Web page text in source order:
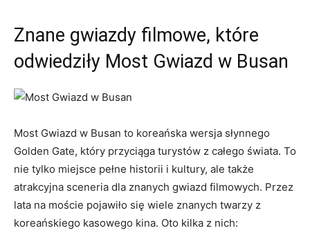
Znane⁤ gwiazdy filmowe, które
odwiedziły Most ⁣Gwiazd w​ Busan
Most Gwiazd w Busan to⁤ koreańska wersja słynnego
Golden Gate, ⁤który przyciąga turystów z ‍całego świata.⁤ To
nie tylko miejsce pełne historii i kultury, ale także
atrakcyjna sceneria ⁣dla znanych gwiazd filmowych. Przez
lata na moście pojawiło się wiele znanych twarzy z
koreańskiego kasowego kina. Oto kilka z nich: